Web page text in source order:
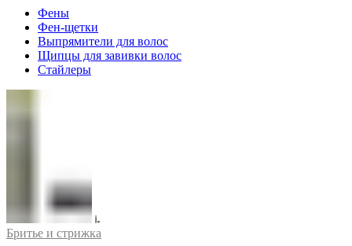
Фены
Фен-щетки
Выпрямители для волос
Щипцы для завивки волос
Стайлеры
Бритье и стрижка